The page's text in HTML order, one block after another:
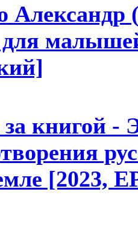
Александр
книгой -
​я
[2023,